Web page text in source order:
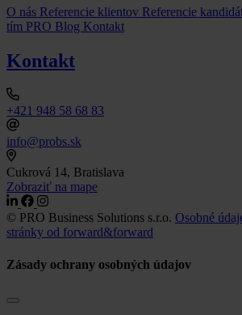
O nás Referencie klientov Referencie
tím PRO Blog Kontakt
Kontakt
+421 948 58 68 83
info@probs.sk
Cukrová 14, Bratislava
Zobraziť na mape
© PRO Business Solutions s.r.o. Osobné
stránky od forward&forward
Zásady ochrany osobných údajov